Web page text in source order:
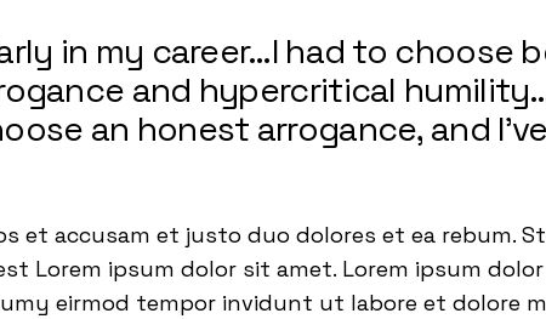
in my career…I had to choose
and hypercritical
an honest arrogance, and
et accusam et justo duo dolores et ea rebum.
Lorem ipsum dolor sit amet. Lorem ipsum
eirmod tempor invidunt ut labore et dolore